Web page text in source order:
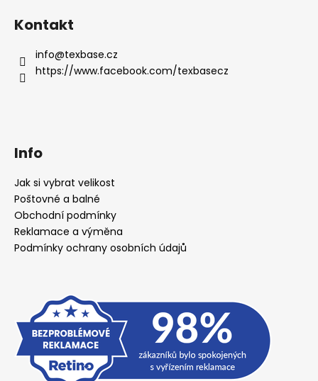
Kontakt
info@texbase.cz
https://www.facebook.com/texbasecz
Info
Jak si vybrat velikost
Poštovné a balné
Obchodní podmínky
Reklamace a výměna
Podmínky ochrany osobních údajů